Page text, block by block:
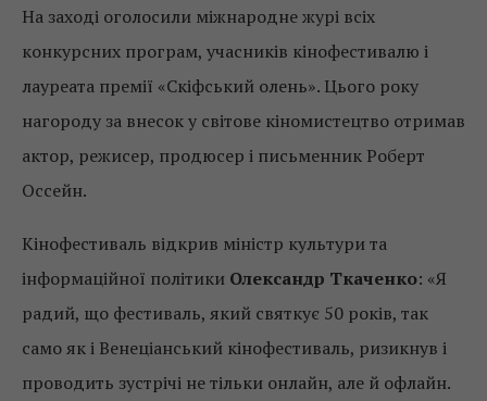
На заході оголосили міжнародне журі всіх
конкурсних програм, учасників кінофестивалю і
лауреата премії «Скіфський олень». Цього року
нагороду за внесок у світове кіномистецтво отримав
актор, режисер, продюсер і письменник Роберт
Оссейн.
Кінофестиваль відкрив міністр культури та
інформаційної політики Олександр Ткаченко: «Я
радий, що фестиваль, який святкує 50 років, так
само як і Венеціанський кінофестиваль, ризикнув і
проводить зустрічі не тільки онлайн, але й офлайн.